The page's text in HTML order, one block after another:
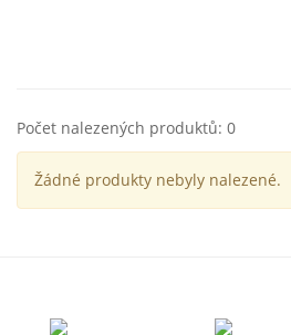
Počet nalezených produktů: 0
Žádné produkty nebyly nalezené.